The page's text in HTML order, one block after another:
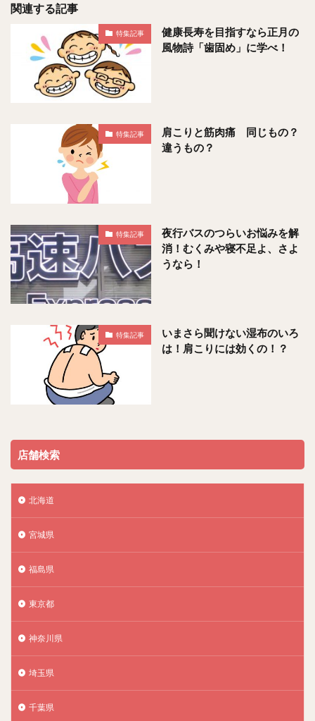
関連する記事
特集記事
健康長寿を目指すなら正月の
風物詩「歯固め」に学べ！
特集記事
肩こりと筋肉痛 同じもの？
違うもの？
特集記事
夜行バスのつらいお悩みを解
消！むくみや寝不足よ、さよ
うなら！
特集記事
いまさら聞けない湿布のいろ
は！肩こりには効くの！？
店舗検索
北海道
宮城県
福島県
東京都
神奈川県
埼玉県
千葉県